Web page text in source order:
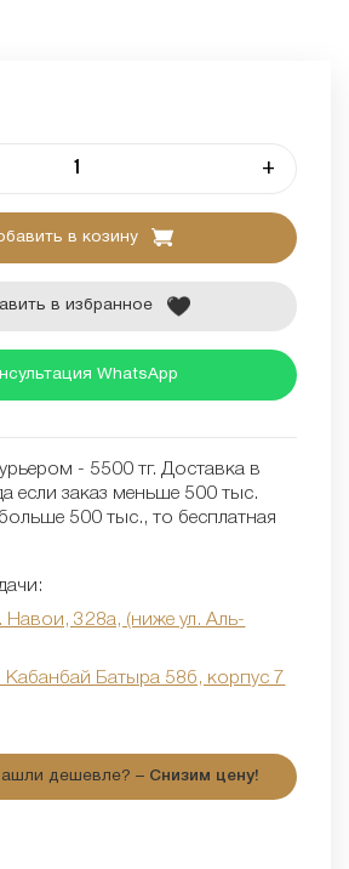
+
в козину
в избранное
WhatsApp
- 5500 тг. Доставка в
если заказ меньше 500 тыс.
больше 500 тыс., то бесплатная
Навои, 328а, (ниже ул. Аль-
Кабанбай Батыра 58б, корпус 7
дешевле? – Снизим цену!